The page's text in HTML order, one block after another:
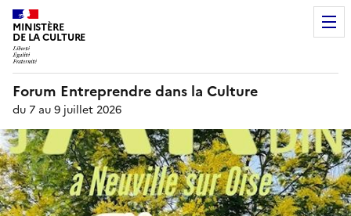
MINISTÈRE
DE LA CULTURE
Forum Entreprendre dans la Culture
du 7 au 9 juillet 2026